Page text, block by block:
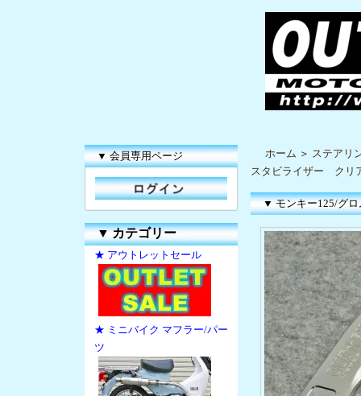
▼ 会員専用ページ
▼カテゴリー
★ アウトレットセール
★ ミニバイク マフラー/パー
ツ
ホーム ＞ ステアリ
スタビライザー ク
▼ モンキー125/グ